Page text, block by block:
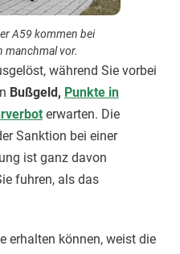
A59 kommen bei
manchmal vor.
während Sie vorbei
Bußgeld, Punkte in
erwarten. Die
Sanktion bei einer
ist ganz davon
fuhren, als das
erhalten können, weist die